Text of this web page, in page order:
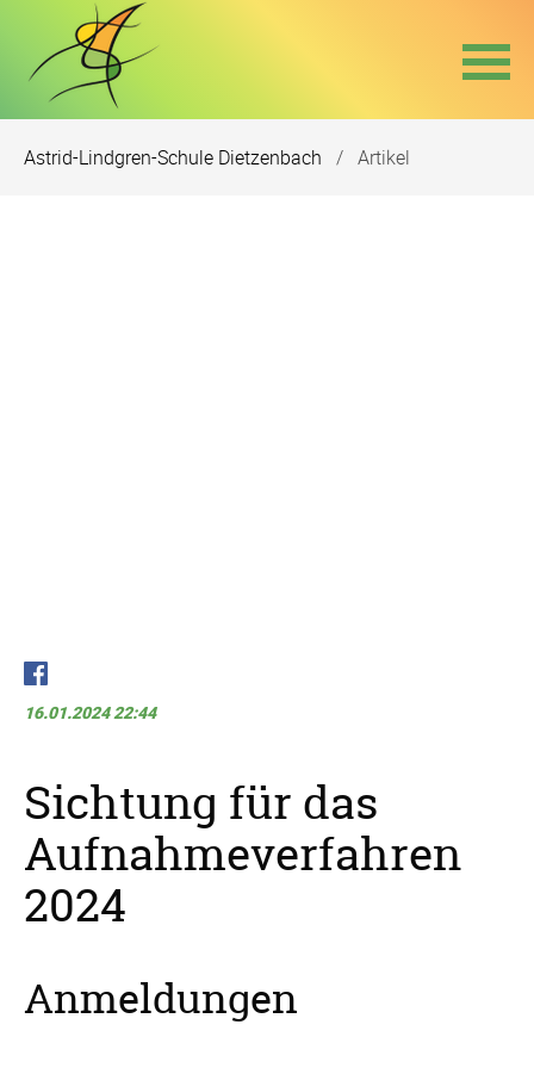
überspringen
Astrid-Lindgren-Schule Dietzenbach Artikel
16.01.2024 22:44
Sichtung für das
Aufnahmeverfahren
2024
Anmeldungen